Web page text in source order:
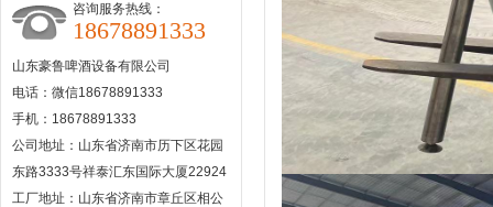
咨询服务热线：
18678891333
山东豪鲁啤酒设备有限公司
电话：微信18678891333
手机：18678891333
公司地址：山东省济南市历下区花园
东路3333号祥泰汇东国际大厦22924
工厂地址：山东省济南市章丘区相公